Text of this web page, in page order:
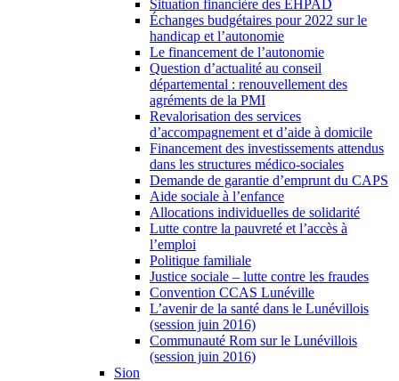
Situation financière des EHPAD
Échanges budgétaires pour 2022 sur le
handicap et l’autonomie
Le financement de l’autonomie
Question d’actualité au conseil
départemental : renouvellement des
agréments de la PMI
Revalorisation des services
d’accompagnement et d’aide à domicile
Financement des investissements attendus
dans les structures médico-sociales
Demande de garantie d’emprunt du CAPS
Aide sociale à l’enfance
Allocations individuelles de solidarité
Lutte contre la pauvreté et l’accès à
l’emploi
Politique familiale
Justice sociale – lutte contre les fraudes
Convention CCAS Lunéville
L’avenir de la santé dans le Lunévillois
(session juin 2016)
Communauté Rom sur le Lunévillois
(session juin 2016)
Sion